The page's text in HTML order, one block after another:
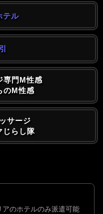
テル
専門M性感
のM性感
サージ
じらし隊
アのホテルのみ派遣可能